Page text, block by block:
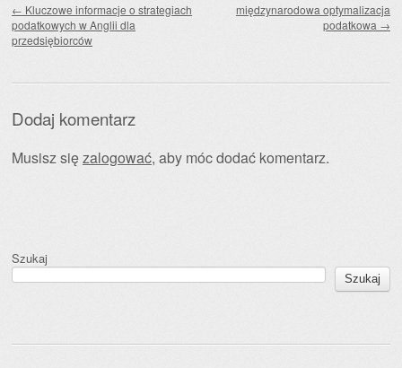
← Kluczowe informacje o strategiach
podatkowych w Anglii dla
przedsiębiorców
międzynarodowa optymalizacja
podatkowa →
Dodaj komentarz
Musisz sięzalogować, aby móc dodać komentarz.
Szukaj
Szukaj